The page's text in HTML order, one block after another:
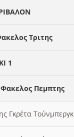
Τριτης
1
Πεμπτης
Γκρέτα Τούνμπεργκ